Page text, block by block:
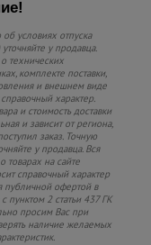
условиях отпуска
у продавца.
технических
комплекте поставки,
и внешнем виде
характер.
и стоимость доставки
и зависит от региона,
заказ. Точную
у продавца. Вся
товарах на сайте
справочный характер
публичной офертой в
с пунктом 2 статьи 437 ГК
просим Вас при
наличие желаемых